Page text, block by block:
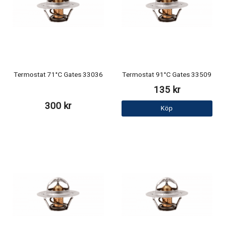
Termostat 71°C Gates 33036
300 kr
Termostat 91°C Gates 33509
135 kr
Köp